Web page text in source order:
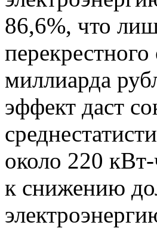
86,6%, что
миллиарда
эффект даст
около 220
к снижению